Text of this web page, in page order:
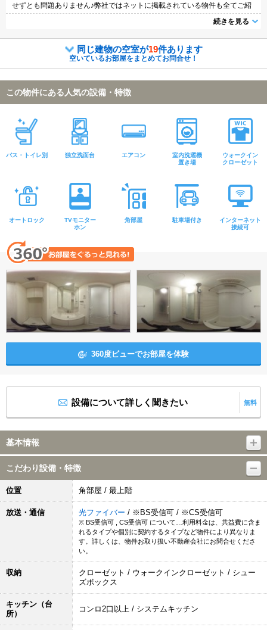
せずとも問題ありません♪弊社ではネットに掲載されている物件も全てご紹
介可能になりますので気になる物件は全て申し付けください★
続きを見る
同じ建物の空室が19件あります
空いているお部屋をまとめてお問合せ！
この物件にある人気の設備・特徴
バス・トイレ別 独立洗面台 エアコン
室内洗濯機
置き場
ウォークイン
クローゼット
オートロック
TVモニター
ホン
角部屋 駐車場付き
インターネット
接続可
360度ビューでお部屋を体験
設備について詳しく聞きたい 無料
基本情報
こだわり設備・特徴
位置 角部屋 / 最上階
放送・通信 光ファイバー / ※BS受信可 / ※CS受信可
※ BS受信可 , CS受信可 について…利用料金は、共益費に含ま
れるタイプや個別に契約するタイプなど物件により異なりま
す。詳しくは、物件お取り扱い不動産会社にお問合せくださ
い。
収納
クローゼット / ウォークインクローゼット / シュー
ズボックス
キッチン（台
所）
コンロ2口以上 / システムキッチン